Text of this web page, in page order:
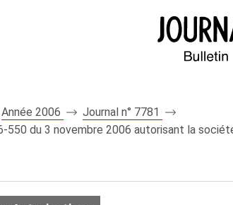
Année 2006
Journal n° 7781
du 3 novembre 2006 autorisant la